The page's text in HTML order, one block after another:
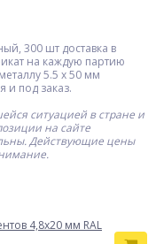
300 шт доставка в
на каждую партию
5.5 х 50 мм
и под заказ.
ситуацией в стране и
на сайте
Действующие цены
4,8x20 мм RAL